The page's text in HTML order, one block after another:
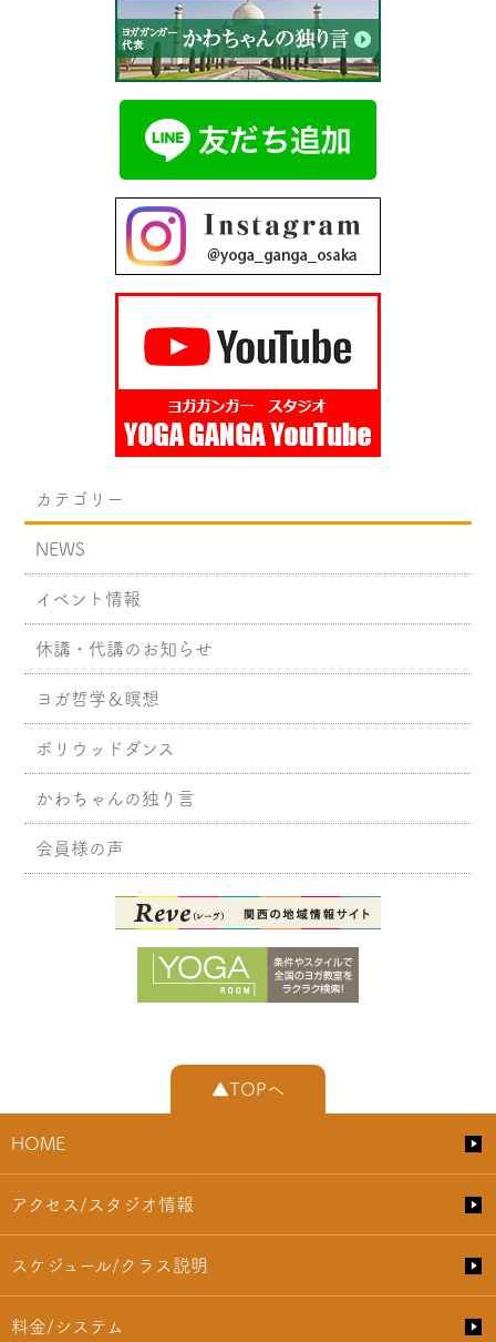
カテゴリー
NEWS
イベント情報
休講・代講のお知らせ
ヨガ哲学＆瞑想
ボリウッドダンス
かわちゃんの独り言
会員様の声
▲TOPへ
HOME
アクセス/スタジオ情報
スケジュール/クラス説明
料金/システム